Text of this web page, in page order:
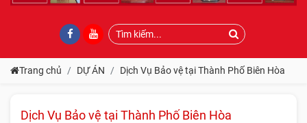
Trang chủ DỰ ÁN Dịch Vụ Bảo vệ tại Thành Phố Biên Hòa
Dịch Vụ Bảo vệ tại Thành Phố Biên Hòa